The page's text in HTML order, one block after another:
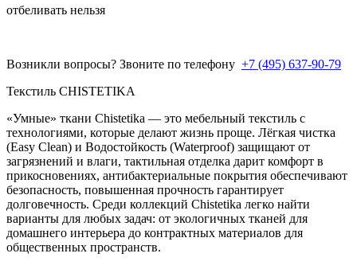
отбеливать нельзя
Возникли вопросы? Звоните по телефону +7 (495) 637-90-79
Текстиль CHISTETIKA
«Умные» ткани Chistetika — это мебельный текстиль с
технологиями, которые делают жизнь проще. Лёгкая чистка
(Easy Clean) и Водостойкость (Waterproof) защищают от
загрязнений и влаги, тактильная отделка дарит комфорт в
прикосновениях, антибактериальные покрытия обеспечивают
безопасность, повышенная прочность гарантирует
долговечность. Среди коллекций Chistetika легко найти
варианты для любых задач: от экологичных тканей для
домашнего интерьера до контрактных материалов для
общественных пространств.